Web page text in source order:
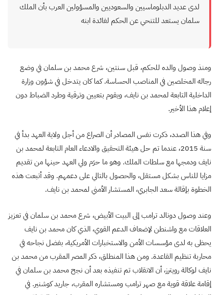
لدى عديد الدبلوماسيين والسعوديين والمسؤولين العرب بأن الملك
سلمان يستعد للتنحي عن الحكم لفائدة ابنه
ومنذ وصول والده للحكم، قبل سنتين، شرع محمد بن سلمان في وضع
رجاله المخلصين في المناصب الحساسة. كما كان يتدخل في شؤون وزارة
الداخلية التابعة لمحمد بن نايف، ويقوم بتعيين وترقية وطرد الضباط دون
إعلام هذا الأخير.
وفي هذا الصدد، ذكرت نفس المصادر أن الصراع من أجل ولاية العهد بدأ في
سنة 2015، عندما تم حل هيئة التحقيق والادعاء العام التابعة لمحمد بن
نايف ودمجها مع سلطات الملك. وهو ما حرَم ولي العهد حينها من تقديم
مزايا للناس بشكل مستقل، والحصول بالتالي على دعمهم. وقد أتبعت هذه
الخطوة بإقالة سعد الجابري، المستشار الأمني لمحمد بن نايف.
وعند وصول دونالد ترامب إلى البيت الأبيض، شرع محمد بن سلمان في تعزيز
العلاقات مع واشنطن لإضعاف الدعم القوي، الذي كان محمد بن نايف
يحظى به لدى مؤسسات الأمن والاستخبارات الأمريكية، بفضل نجاحه في
محاربة تنظيم القاعدة. ومن هذا المنطلق، ذكر المصر المقرب من محمد بن
نايف لوكالة رويترز، أن الانقلاب تم تنفيذه بعد أن نجح محمد بن سلمان في
إقامة علاقة قوية مع صهر ترامب ومستشاره المقرب، جاريد كوشنير. في